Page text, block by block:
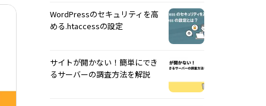
WordPressのセキュリティを高
める.htaccessの設定
サイトが開かない！簡単にでき
るサーバーの調査方法を解説